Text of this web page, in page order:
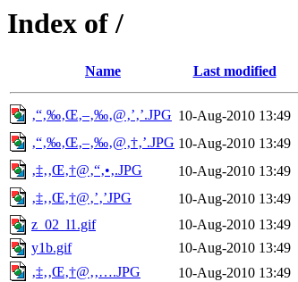
Index of /
Name Last modified
‚“‚‰‚Œ‚–‚‰‚@‚’‚’.JPG 10-Aug-2010 13:49
‚“‚‰‚Œ‚–‚‰‚@‚†‚’.JPG 10-Aug-2010 13:49
‚‡‚‚Œ‚†@‚“‚•‚.JPG
10-Aug-2010 13:49
‚‡‚‚Œ‚†@‚’‚’JPG
10-Aug-2010 13:49
z_02_l1.gif
10-Aug-2010 13:49
y1b.gif
10-Aug-2010 13:49
‚‡‚‚Œ‚†@‚‚….JPG
10-Aug-2010 13:49